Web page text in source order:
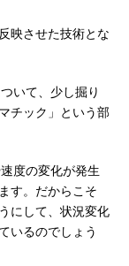
映させた技術とな
いて、少し掘り
チック」という部
度の変化が発生
す。だからこそ
にして、状況変化
いるのでしょう